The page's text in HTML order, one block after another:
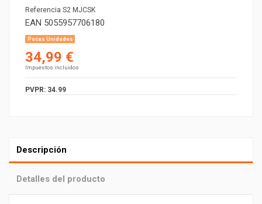
Referencia S2 MJCSK
EAN 5055957706180
Pocas Unidades
34,99 €
Impuestos incluidos
PVPR: 34.99
Descripción
Detalles del producto